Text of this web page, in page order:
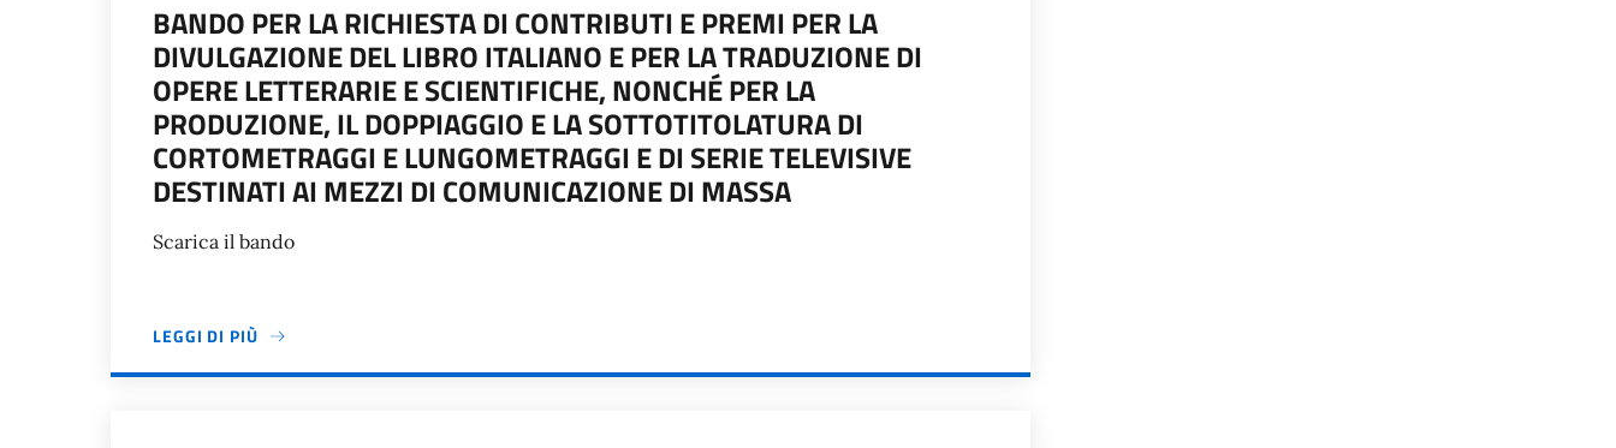
BANDO PER LA RICHIESTA DI CONTRIBUTI E PREMI PER LA
DIVULGAZIONE DEL LIBRO ITALIANO E PER LA TRADUZIONE DI
OPERE LETTERARIE E SCIENTIFICHE, NONCHÉ PER LA
PRODUZIONE, IL DOPPIAGGIO E LA SOTTOTITOLATURA DI
CORTOMETRAGGI E LUNGOMETRAGGI E DI SERIE TELEVISIVE
DESTINATI AI MEZZI DI COMUNICAZIONE DI MASSA
Scarica il bando
LEGGI DI PIÙ